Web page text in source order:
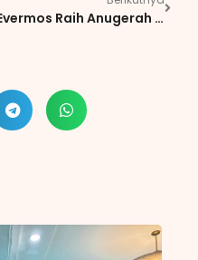
Evermos Raih Anugerah Avirama Nawasena 2026 dari SBM ITB atas Inovasi Model Bisnis dan Rantai Pasok Berkelanjutan